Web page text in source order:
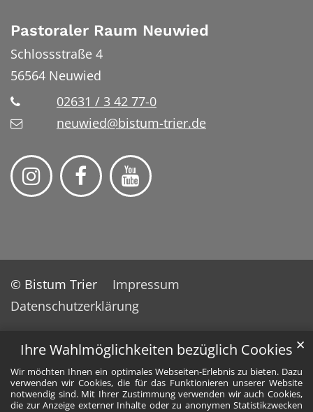
Ihre Wahlmöglichkeiten bezüglich Cookies
Wir möchten Ihnen ein optimales Webseiten-Erlebnis zu bieten. Dazu
verwenden wir Cookies, die für das Funktionieren unserer Website
notwendig sind. Mit Ihrer Zustimmung verwenden wir auch Cookies,
die zur Anzeige externer Inhalte oder zu anonymen Statistikzwecken
✕
Pastoraler Raum Neuwied
Schlossstraße 4
56564 Neuwied
02631 / 3 42 77-0
neuwied@bistum-trier.de
© Bistum Trier
Impressum
Datenschutzerklärung